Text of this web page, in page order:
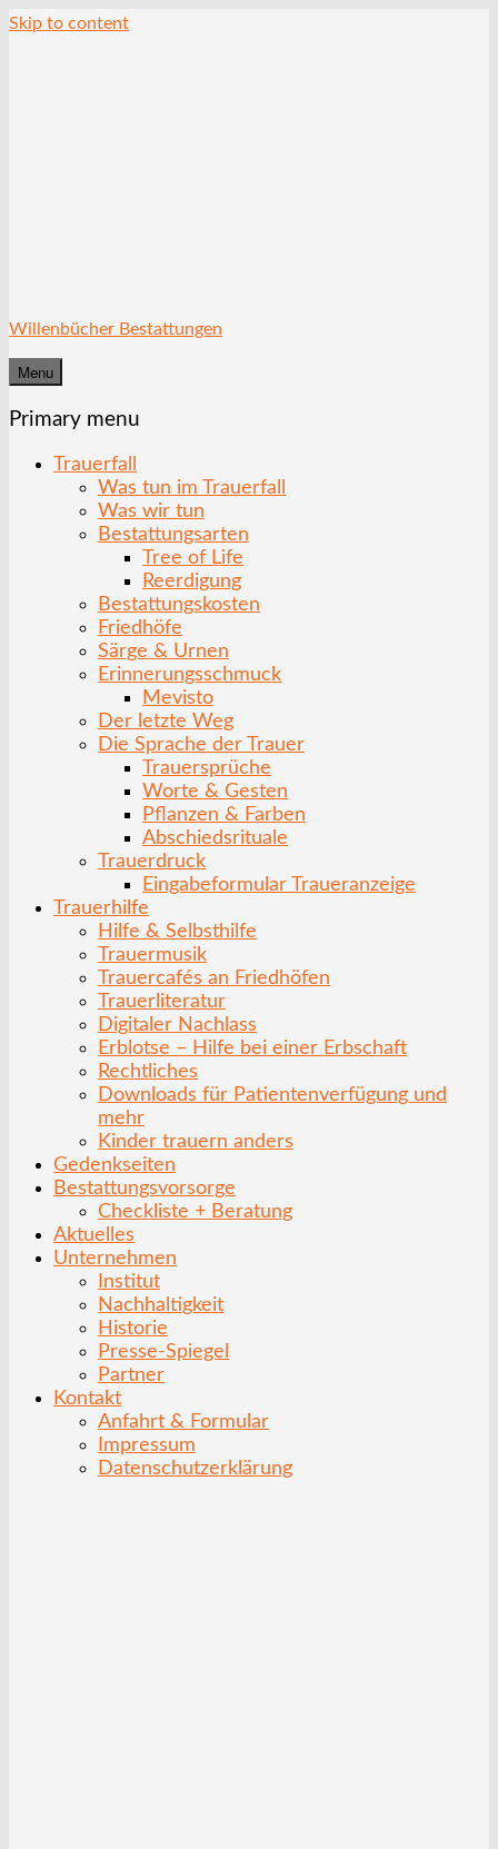
Skip to content
Willenbücher Bestattungen
Menu
Primary menu
Trauerfall
Was tun im Trauerfall
Was wir tun
Bestattungsarten
Tree of Life
Reerdigung
Bestattungskosten
Friedhöfe
Särge & Urnen
Erinnerungsschmuck
Mevisto
Der letzte Weg
Die Sprache der Trauer
Trauersprüche
Worte & Gesten
Pflanzen & Farben
Abschiedsrituale
Trauerdruck
Eingabeformular Traueranzeige
Trauerhilfe
Hilfe & Selbsthilfe
Trauermusik
Trauercafés an Friedhöfen
Trauerliteratur
Digitaler Nachlass
Erblotse – Hilfe bei einer Erbschaft
Rechtliches
Downloads für Patientenverfügung und
mehr
Kinder trauern anders
Gedenkseiten
Bestattungsvorsorge
Checkliste + Beratung
Aktuelles
Unternehmen
Institut
Nachhaltigkeit
Historie
Presse-Spiegel
Partner
Kontakt
Anfahrt & Formular
Impressum
Datenschutzerklärung